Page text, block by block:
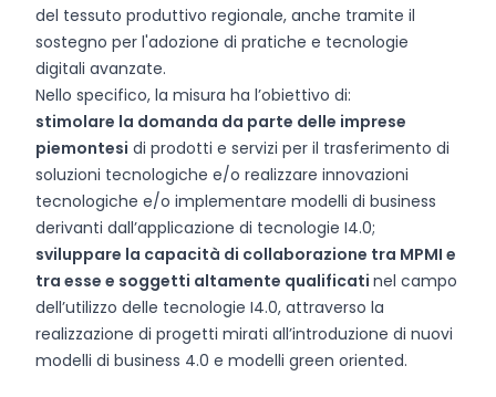
del tessuto produttivo regionale, anche tramite il
sostegno per l'adozione di pratiche e tecnologie
digitali avanzate.
Nello specifico, la misura ha l’obiettivo di:
stimolare la domanda da parte delle imprese
piemontesi di prodotti e servizi per il trasferimento di
soluzioni tecnologiche e/o realizzare innovazioni
tecnologiche e/o implementare modelli di business
derivanti dall’applicazione di tecnologie I4.0;
sviluppare la capacità di collaborazione tra MPMI e
tra esse e soggetti altamente qualificati nel campo
dell’utilizzo delle tecnologie I4.0, attraverso la
realizzazione di progetti mirati all’introduzione di nuovi
modelli di business 4.0 e modelli green oriented.